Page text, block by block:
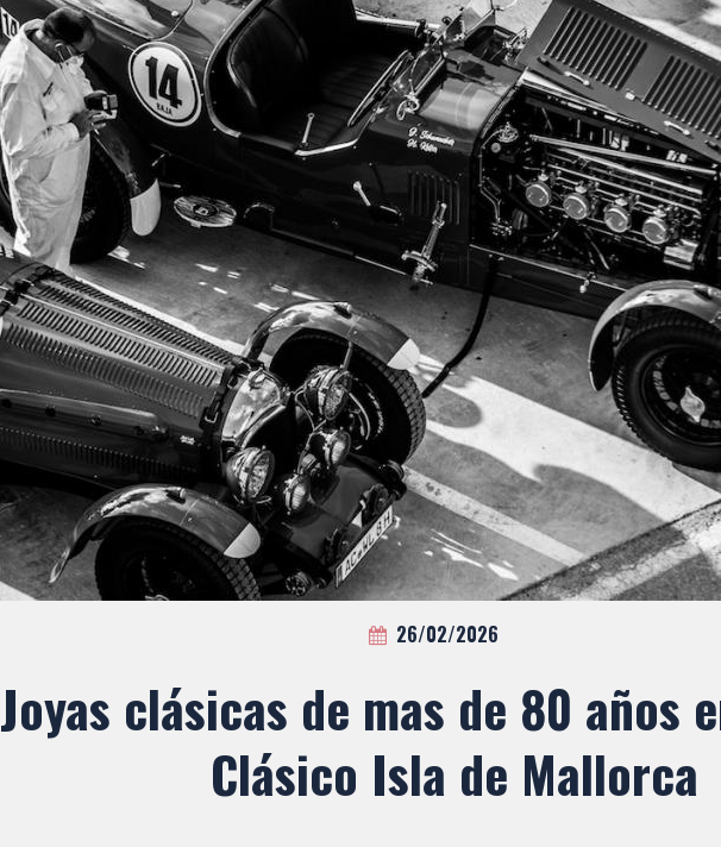
26/02/2026
Joyas clásicas de mas de 80 años
Clásico Isla de Mallorca